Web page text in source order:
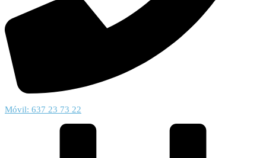
Móvil: 637 23 73 22